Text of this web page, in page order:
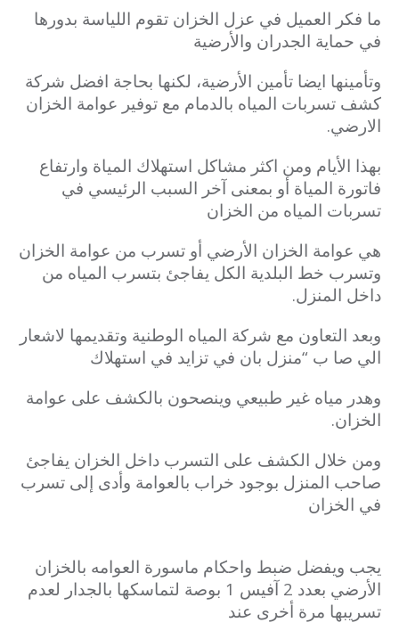
ما فكر العميل في عزل الخزان تقوم اللياسة بدورها
في حماية الجدران والأرضية
وتأمينها ايضا تأمين الأرضية، لكنها بحاجة افضل شركة
كشف تسربات المياه بالدمام مع توفير عوامة الخزان
الارضي.
بهذا الأيام ومن اکثر مشاكل استهلاك المياة وارتفاع
فاتورة المياة أو بمعنى آخر السبب الرئيسي في
تسربات المياه من الخزان
هي عوامة الخزان الأرضي أو تسرب من عوامة الخزان
وتسرب خط البلدية الكل يفاجئ بتسرب المياه من
داخل المنزل.
وبعد التعاون مع شركة المياه الوطنية وتقديمها لاشعار
الي صا ب “منزل بان في تزايد في استهلاك
وهدر مياه غير طبيعي وينصحون بالكشف على عوامة
الخزان.
ومن خلال الكشف على التسرب داخل الخزان يفاجئ
صاحب المنزل بوجود خراب بالعوامة وأدى إلى تسرب
في الخزان
يجب ويفضل ضبط واحکام ماسورة العوامه بالخزان
الأرضي بعدد 2 آفیس 1 بوصة لتماسكها بالجدار لعدم
تسريبها مرة أخرى عند